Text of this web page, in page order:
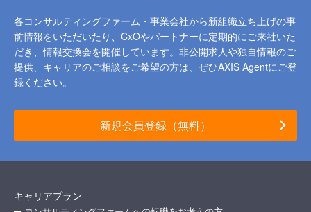
各コンサルティングファーム・事業会社から新組織立ち上げの事
前情報をいただいたり、 CxOやパートナーに定期的にご来社いた
だき、情報交換会を開催しています。 非公開求人や独自情報のご
提供、キャリアのご相談をご希望の方は、ぜひAXIS Agentにご登
録ください。
新規会員登録（無料）
キャリアプラン